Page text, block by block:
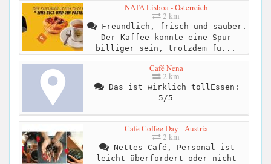
NATA Lisboa - Österreich
2 km
Freundlich, frisch und sauber.
Der Kaffee könnte eine Spur
billiger sein, trotzdem fü...
Café Nena
2 km
Das ist wirklich tollEssen:
5/5
Cafe Coffee Day - Austria
2 km
Nettes Café, Personal ist
leicht überfordert oder nicht